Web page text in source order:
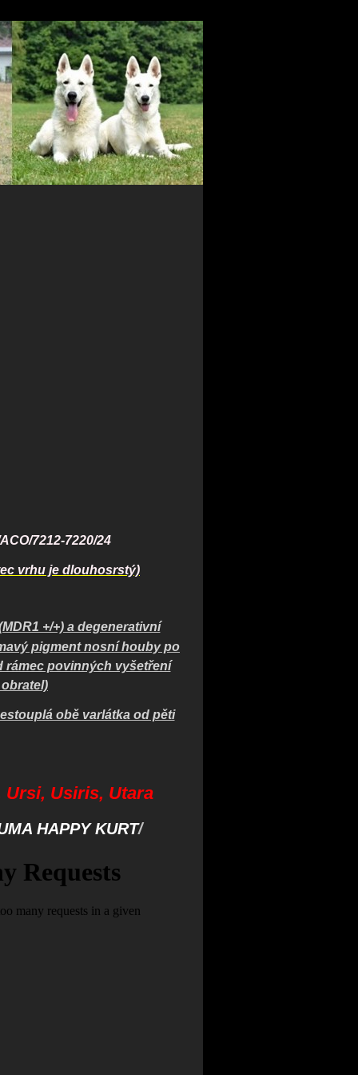
7212-7220/24
vrhu je dlouhosrstý)
+/+) a degenerativní
pigment nosní houby po
rámec povinných vyšetření
obě varlátka od pěti
Ursi, Usiris, Utara
HAPPY KURT/